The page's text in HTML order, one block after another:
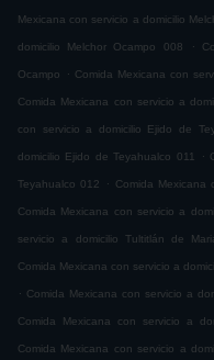
Mexicana con servicio a domicilio
domicilio Melchor Ocampo 008 .
Ocampo . Comida Mexicana con
Comida Mexicana con servicio a
con servicio a domicilio Ejido de
domicilio Ejido de Teyahualco 011 .
Teyahualco 012 . Comida Mexicana
Comida Mexicana con servicio a
servicio a domicilio Tultitlán de
Comida Mexicana con servicio a
. Comida Mexicana con servicio a
Comida Mexicana con servicio a
Comida Mexicana con servicio a